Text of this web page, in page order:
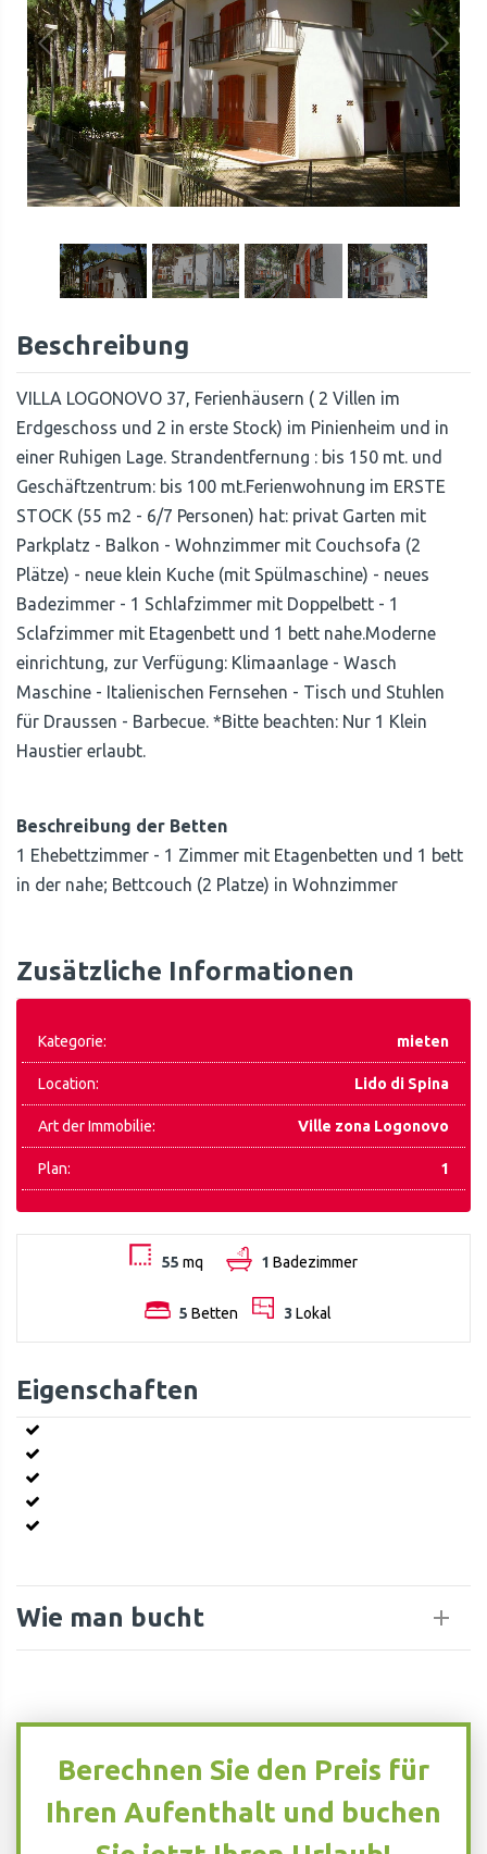
Beschreibung
VILLA LOGONOVO 37, Ferienhäusern ( 2 Villen im
Erdgeschoss und 2 in erste Stock) im Pinienheim und in
einer Ruhigen Lage. Strandentfernung : bis 150 mt. und
Geschäftzentrum: bis 100 mt.Ferienwohnung im ERSTE
STOCK (55 m2 - 6/7 Personen) hat: privat Garten mit
Parkplatz - Balkon - Wohnzimmer mit Couchsofa (2
Plätze) - neue klein Kuche (mit Spülmaschine) - neues
Badezimmer - 1 Schlafzimmer mit Doppelbett - 1
Sclafzimmer mit Etagenbett und 1 bett nahe.Moderne
einrichtung, zur Verfügung: Klimaanlage - Wasch
Maschine - Italienischen Fernsehen - Tisch und Stuhlen
für Draussen - Barbecue. *Bitte beachten: Nur 1 Klein
Haustier erlaubt.
Beschreibung der Betten
1 Ehebettzimmer - 1 Zimmer mit Etagenbetten und 1 bett
in der nahe; Bettcouch (2 Platze) in Wohnzimmer
Zusätzliche Informationen
Kategorie: mieten
Location: Lido di Spina
Art der Immobilie: Ville zona Logonovo
Plan: 1
55 mq 1 Badezimmer
5 Betten 3 Lokal
Eigenschaften
Wie man bucht
Berechnen Sie den Preis für
Ihren Aufenthalt und buchen